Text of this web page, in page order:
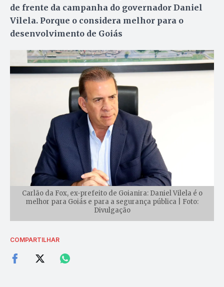
de frente da campanha do governador Daniel
Vilela. Porque o considera melhor para o
desenvolvimento de Goiás
Carlão da Fox, ex-prefeito de Goianira: Daniel Vilela é o
melhor para Goiás e para a segurança pública | Foto:
Divulgação
COMPARTILHAR